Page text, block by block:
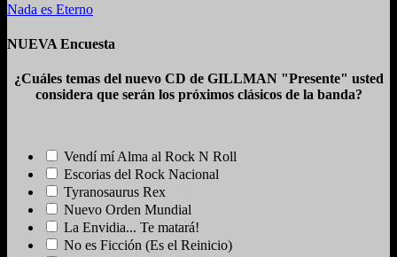
Nada es Eterno
NUEVA Encuesta
¿Cuáles temas del nuevo CD de GILLMAN "Presente" usted
considera que serán los próximos clásicos de la banda?
Vendí mí Alma al Rock N Roll
Escorias del Rock Nacional
Tyranosaurus Rex
Nuevo Orden Mundial
La Envidia... Te matará!
No es Ficción (Es el Reinicio)